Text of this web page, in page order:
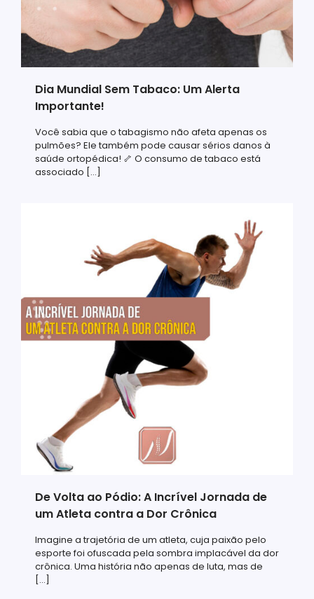
Dia Mundial Sem Tabaco: Um Alerta
Importante!
Você sabia que o tabagismo não afeta apenas os
pulmões? Ele também pode causar sérios danos à
saúde ortopédica! 🦴 O consumo de tabaco está
associado […]
De Volta ao Pódio: A Incrível Jornada de
um Atleta contra a Dor Crônica
Imagine a trajetória de um atleta, cuja paixão pelo
esporte foi ofuscada pela sombra implacável da dor
crônica. Uma história não apenas de luta, mas de
[…]